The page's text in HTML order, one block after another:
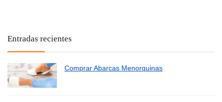
Entradas recientes
Comprar Abarcas Menorquinas